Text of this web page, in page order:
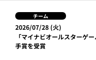
チーム
2026/07/28 (火)
「マイナビオールスターゲ
手賞を受賞